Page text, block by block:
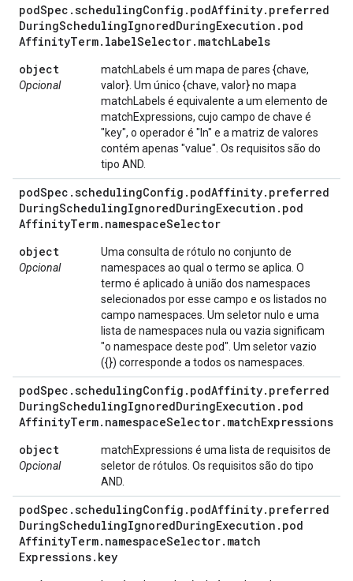
podSpec .schedulingConfig . podAffinity. preferred
DuringSchedulingIgnoredDuringExecution . pod
AffinityTerm. labelSelector. matchLabels
object
Opcional
matchLabels é um mapa de pares {chave,
valor}. Um único {chave, valor} no mapa
matchLabels é equivalente a um elemento de
matchExpressions, cujo campo de chave é
"key", o operador é "In" e a matriz de valores
contém apenas "value". Os requisitos são do
tipo AND.
podSpec .schedulingConfig . podAffinity. preferred
DuringSchedulingIgnoredDuringExecution . pod
AffinityTerm. namespaceSelector
object
Opcional
Uma consulta de rótulo no conjunto de
namespaces ao qual o termo se aplica. O
termo é aplicado à união dos namespaces
selecionados por esse campo e os listados no
campo namespaces. Um seletor nulo e uma
lista de namespaces nula ou vazia significam
"o namespace deste pod". Um seletor vazio
({}) corresponde a todos os namespaces.
podSpec .schedulingConfig . podAffinity. preferred
DuringSchedulingIgnoredDuringExecution . pod
AffinityTerm. namespaceSelector. matchExpressions
object
Opcional
matchExpressions é uma lista de requisitos de
seletor de rótulos. Os requisitos são do tipo
AND.
podSpec .schedulingConfig . podAffinity. preferred
DuringSchedulingIgnoredDuringExecution . pod
AffinityTerm. namespaceSelector. match
Expressions. key